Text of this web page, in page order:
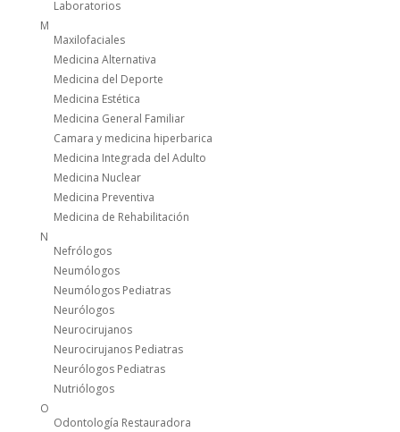
Laboratorios
M
Maxilofaciales
Medicina Alternativa
Medicina del Deporte
Medicina Estética
Medicina General Familiar
Camara y medicina hiperbarica
Medicina Integrada del Adulto
Medicina Nuclear
Medicina Preventiva
Medicina de Rehabilitación
N
Nefrólogos
Neumólogos
Neumólogos Pediatras
Neurólogos
Neurocirujanos
Neurocirujanos Pediatras
Neurólogos Pediatras
Nutriólogos
O
Odontología Restauradora